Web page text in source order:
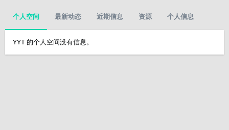
个人空间 最新动态 近期信息 资源 个人信息
YYT 的个人空间没有信息。